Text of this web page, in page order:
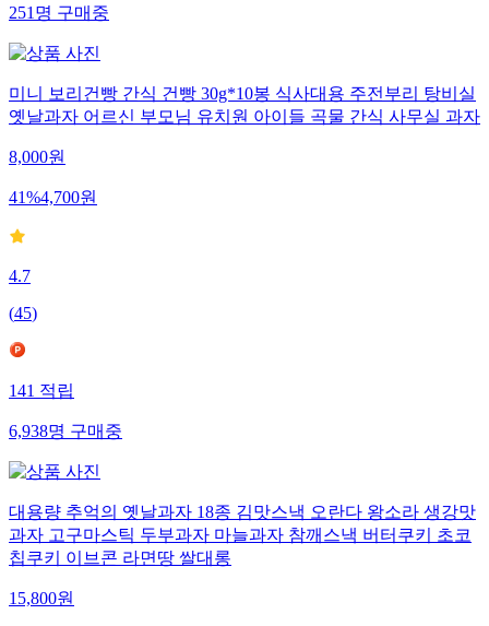
251명구매중
미니 보리건빵 간식 건빵 30g*10봉 식사대용 주전부리 탕비실
옛날과자 어르신 부모님 유치원 아이들 곡물 간식 사무실 과자
8,000원
41%4,700원
4.7
(45)
141적립
6,938명구매중
대용량 추억의 옛날과자 18종 김맛스낵 오란다 왕소라 생강맛
과자 고구마스틱 두부과자 마늘과자 참깨스낵 버터쿠키 초코
칩쿠키 이브콘 라면땅 쌀대롱
15,800원